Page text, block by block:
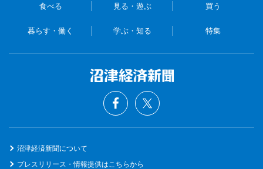
食べる 見る・遊ぶ 買う
暮らす・働く 学ぶ・知る 特集
沼津経済新聞について
プレスリリース・情報提供はこちらから